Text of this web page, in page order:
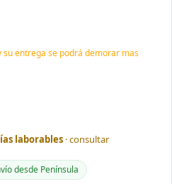
entrega se podrá demorar mas
laborables · consultar
desde Península